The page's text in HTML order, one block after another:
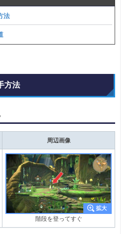
法
方法
周辺画像
階段を登ってすぐ